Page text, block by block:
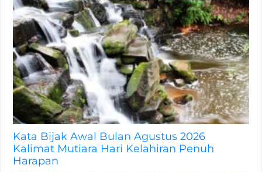
Kata Bijak Awal Bulan Agustus 2026
Kalimat Mutiara Hari Kelahiran Penuh
Harapan